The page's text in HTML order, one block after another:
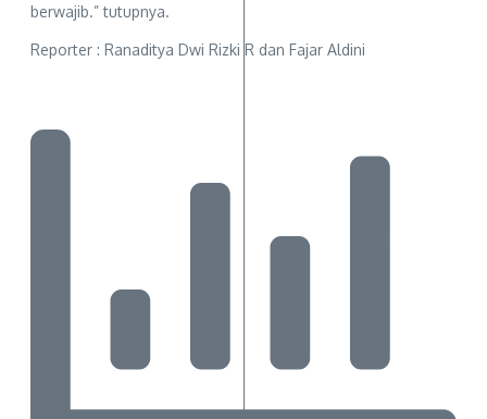
berwajib.” tutupnya.
Reporter : Ranaditya Dwi Rizki R dan Fajar Aldini